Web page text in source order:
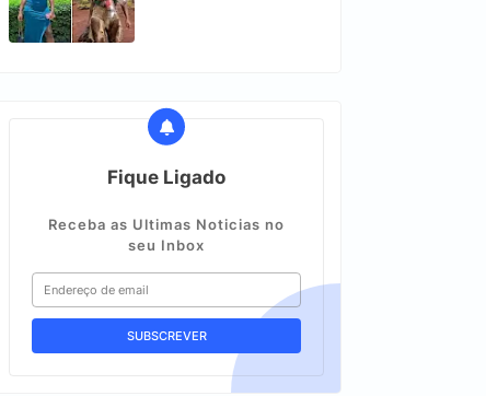
Fique Ligado
Receba as Ultimas Noticias no
seu Inbox